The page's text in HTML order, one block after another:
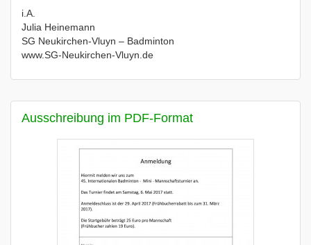
i.A.
Julia Heinemann
SG Neukirchen-Vluyn – Badminton
www.SG-Neukirchen-Vluyn.de
Ausschreibung im PDF-Format